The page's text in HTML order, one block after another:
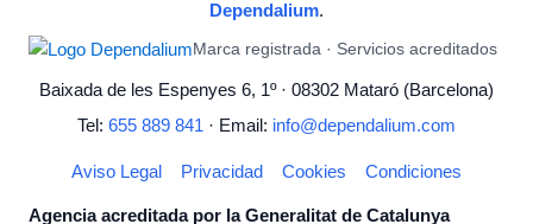
Dependalium.
Marca registrada · Servicios acreditados
Baixada de les Espenyes 6, 1º · 08302 Mataró (Barcelona)
Tel: 655 889 841 · Email: info@dependalium.com
Aviso Legal Privacidad Cookies Condiciones
Agencia acreditada por la Generalitat de Catalunya